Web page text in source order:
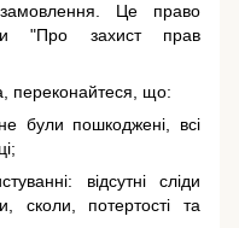
Це право
"Про захист прав
переконайтеся, що:
були пошкоджені, всі
відсутні сліди
сколи, потертості та